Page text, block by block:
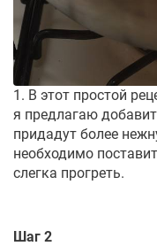
1. В этот простой
я предлагаю
придадут более
необходимо
слегка прогреть.
Шаг 2